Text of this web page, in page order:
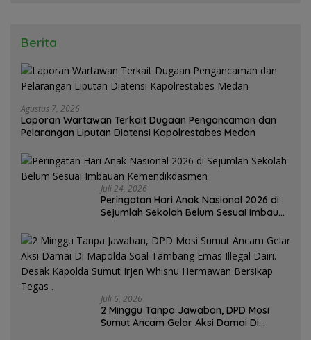
Berita
Agustus 7, 2026
Laporan Wartawan Terkait Dugaan Pengancaman dan
Pelarangan Liputan Diatensi Kapolrestabes Medan
Juli 24, 2026
Peringatan Hari Anak Nasional 2026 di
Sejumlah Sekolah Belum Sesuai Imbauan
Juli 6, 2026
2 Minggu Tanpa Jawaban, DPD Mosi
Sumut Ancam Gelar Aksi Damai Di